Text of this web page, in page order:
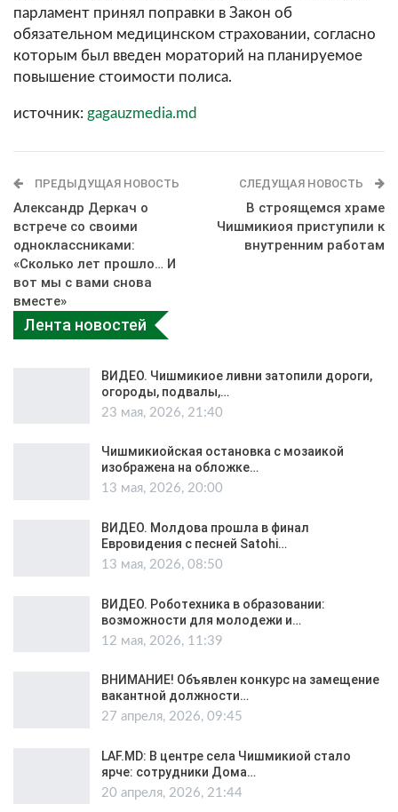
парламент принял поправки в Закон об
обязательном медицинском страховании, согласно
которым был введен мораторий на планируемое
повышение стоимости полиса.
источник: gagauzmedia.md
ПРЕДЫДУЩАЯ НОВОСТЬ
Александр Деркач о
встрече со своими
одноклассниками:
«Сколько лет прошло… И
вот мы с вами снова
вместе»
СЛЕДУЩАЯ НОВОСТЬ
В строящемся храме
Чишмикиоя приступили к
внутренним работам
Лента новостей
ВИДЕО. Чишмикиое ливни затопили дороги,
огороды, подвалы,…
23 мая, 2026, 21:40
Чишмикиойская остановка с мозаикой
изображена на обложке…
13 мая, 2026, 20:00
ВИДЕО. Молдова прошла в финал
Евровидения с песней Satohi…
13 мая, 2026, 08:50
ВИДЕО. Роботехника в образовании:
возможности для молодежи и…
12 мая, 2026, 11:39
ВНИМАНИЕ! Объявлен конкурс на замещение
вакантной должности…
27 апреля, 2026, 09:45
LAF.MD: В центре села Чишмикиой стало
ярче: сотрудники Дома…
20 апреля, 2026, 21:44